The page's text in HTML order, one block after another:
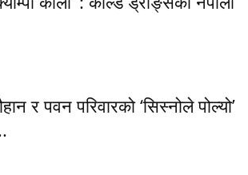
र पवन परिवारको ‘सिस्नोले पोल्यो’